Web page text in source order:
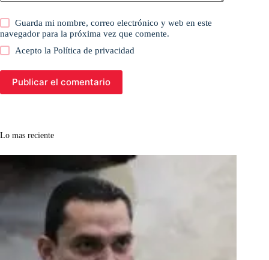
Guarda mi nombre, correo electrónico y web en este
navegador para la próxima vez que comente.
Acepto laPolítica de privacidad
Publicar el comentario
Lo mas reciente